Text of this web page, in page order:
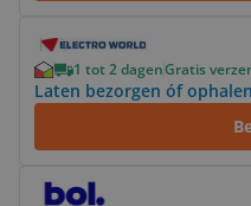
1 tot 2 dagenGratis
Laten bezorgen óf
Bekijk product